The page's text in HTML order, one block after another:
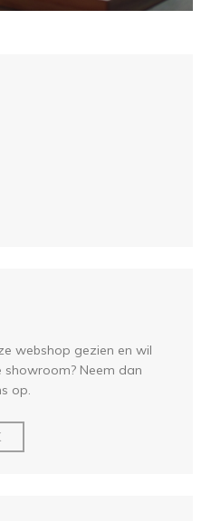
webshop gezien en wil
showroom? Neem dan
op.